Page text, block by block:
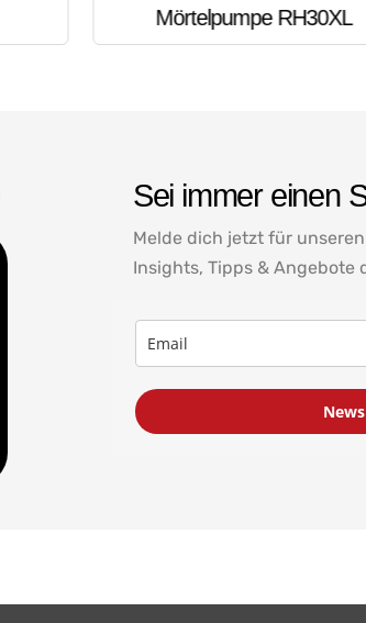
Mörtelpumpe RH30XL
Sei immer einen
Melde dich jetzt für
Insights, Tipps & Angebote